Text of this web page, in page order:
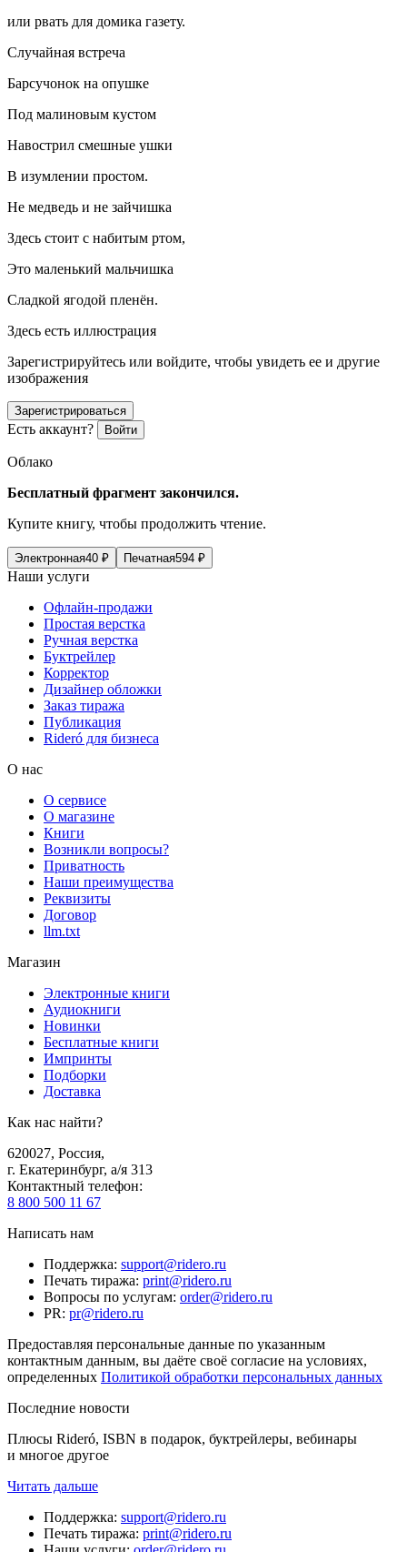
или рвать для домика газету.
Случайная встреча
Барсучонок на опушке
Под малиновым кустом
Навострил смешные ушки
В изумлении простом.
Не медведь и не зайчишка
Здесь стоит с набитым ртом,
Это маленький мальчишка
Сладкой ягодой пленён.
Здесь есть иллюстрация
Зарегистрируйтесь или войдите, чтобы увидеть ее и другие
изображения
Зарегистрироваться
Есть аккаунт? Войти
Облако
Бесплатный фрагмент закончился.
Купите книгу, чтобы продолжить чтение.
Электронная40 ₽ Печатная594 ₽
Наши услуги
Офлайн-продажи
Простая верстка
Ручная верстка
Буктрейлер
Корректор
Дизайнер обложки
Заказ тиража
Публикация
Rideró для бизнеса
О нас
О сервисе
О магазине
Книги
Возникли вопросы?
Приватность
Наши преимущества
Реквизиты
Договор
llm.txt
Магазин
Электронные книги
Аудиокниги
Новинки
Бесплатные книги
Импринты
Подборки
Доставка
Как нас найти?
620027, Россия,
г. Екатеринбург, а/я 313
Контактный телефон:
8 800 500 11 67
Написать нам
Поддержка: support@ridero.ru
Печать тиража: print@ridero.ru
Вопросы по услугам: order@ridero.ru
PR: pr@ridero.ru
Предоставляя персональные данные по указанным
контактным данным, вы даёте своё согласие на условиях,
определенных Политикой обработки персональных данных
Последние новости
Плюсы Rideró, ISBN в подарок, буктрейлеры, вебинары
и многое другое
Читать дальше
Поддержка: support@ridero.ru
Печать тиража: print@ridero.ru